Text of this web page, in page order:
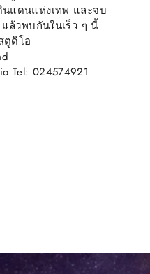
นแดนแห่งเทพ และจบ
ล้วพบกันในเร็ว ๆ นี้
ตูดิโอ
Tel: 024574921